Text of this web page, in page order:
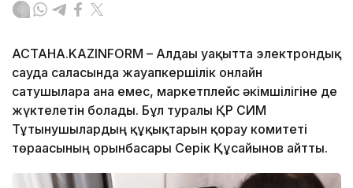
АСТАНА.KAZINFORM – Алдағы уақытта электрондық
сауда саласында жауапкершілік онлайн
сатушыларға ғана емес, маркетплейс әкімшілігіне де
жүктелетін болады. Бұл туралы ҚР СИМ
Тұтынушылардың құқықтарын қорғау комитеті
төрағасының орынбасары Серік Құсайынов айтты.